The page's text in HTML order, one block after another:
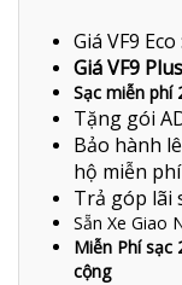
Giá VF9 Eco :
Giá VF9
Sạc miễn phí
Tặng gói
Bảo hành
hộ miễn
Trả góp lãi
Sẵn Xe Giao
Miễn Phí sạc
cộng